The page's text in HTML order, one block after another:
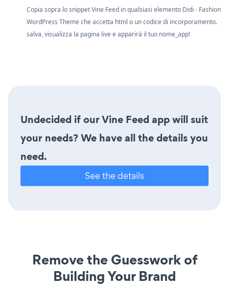
Copia sopra lo snippet Vine Feed in qualsiasi elemento Didi - Fashion
WordPress Theme che accetta html o un codice di incorporamento.
salva, visualizza la pagina live e apparirà il tuo nome_app!
Undecided if our Vine Feed app will suit
your needs? We have all the details you
need.
See the details
Remove the Guesswork of
Building Your Brand